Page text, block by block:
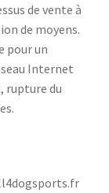
de vente à
de moyens.
pour un
Internet
rupture du